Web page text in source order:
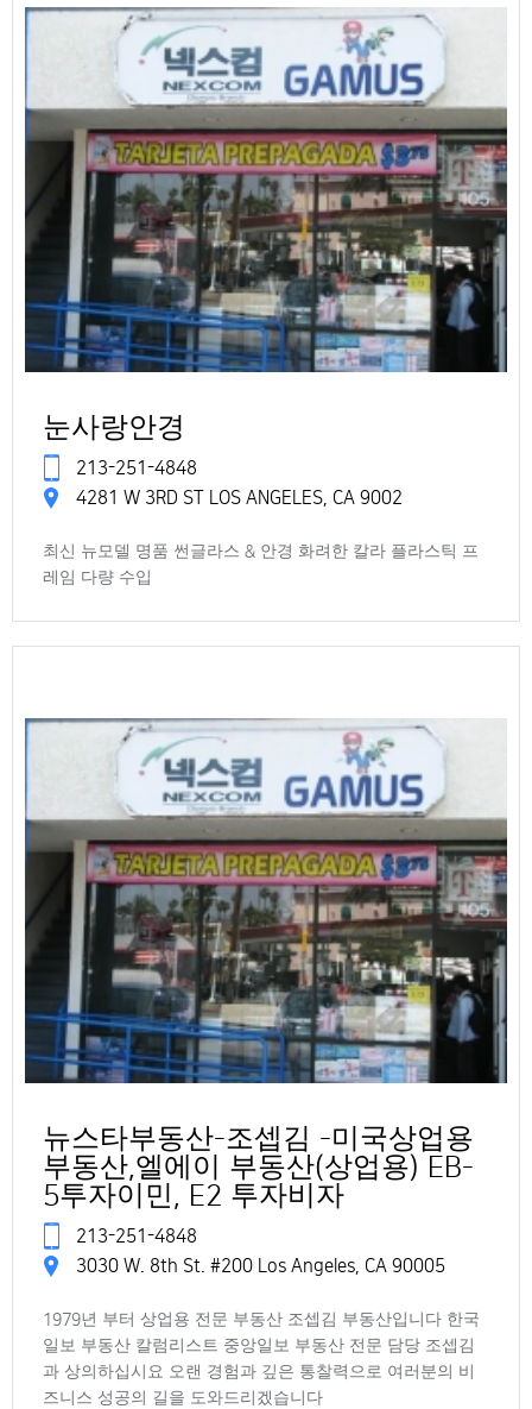
눈사랑안경
213-251-4848
4281 W 3RD ST LOS ANGELES, CA 9002
최신 뉴모델 명품 썬글라스 & 안경 화려한 칼라 플라스틱 프
레임 다량 수입
뉴스타부동산-조셉김 -미국상업용
부동산,엘에이 부동산(상업용) EB-
5투자이민, E2 투자비자
213-251-4848
3030 W. 8th St. #200 Los Angeles, CA 90005
1979년 부터 상업용 전문 부동산 조셉김 부동산입니다 한국
일보 부동산 칼럼리스트 중앙일보 부동산 전문 담당 조셉김
과 상의하십시요 오랜 경험과 깊은 통찰력으로 여러분의 비
즈니스 성공의 길을 도와드리겠습니다